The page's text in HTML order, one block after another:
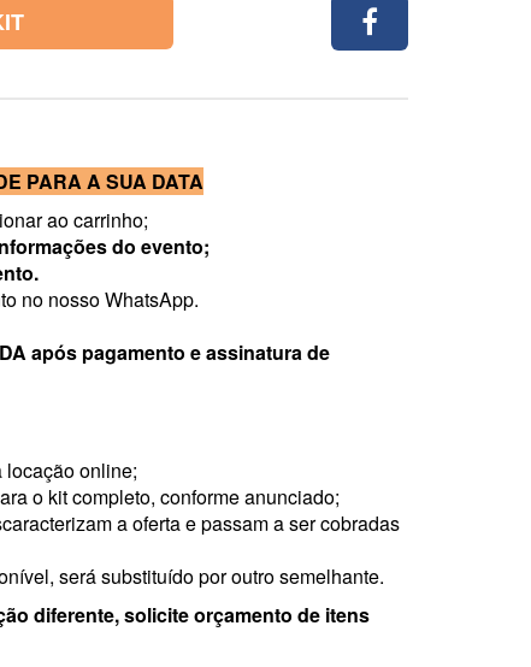
PARA A SUA DATA
ao carrinho;
do evento;
no nosso WhatsApp.
após pagamento e assinatura de
locação online;
o kit completo, conforme anunciado;
a oferta e passam a ser cobradas
será substituído por outro semelhante.
diferente, solicite orçamento de itens